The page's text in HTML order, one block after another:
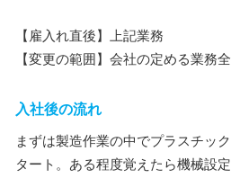
【雇入れ直後】上記業務
【変更の範囲】会社の定める業務
入社後の流れ
まずは製造作業の中でプラスチッ
タート。ある程度覚えたら機械設